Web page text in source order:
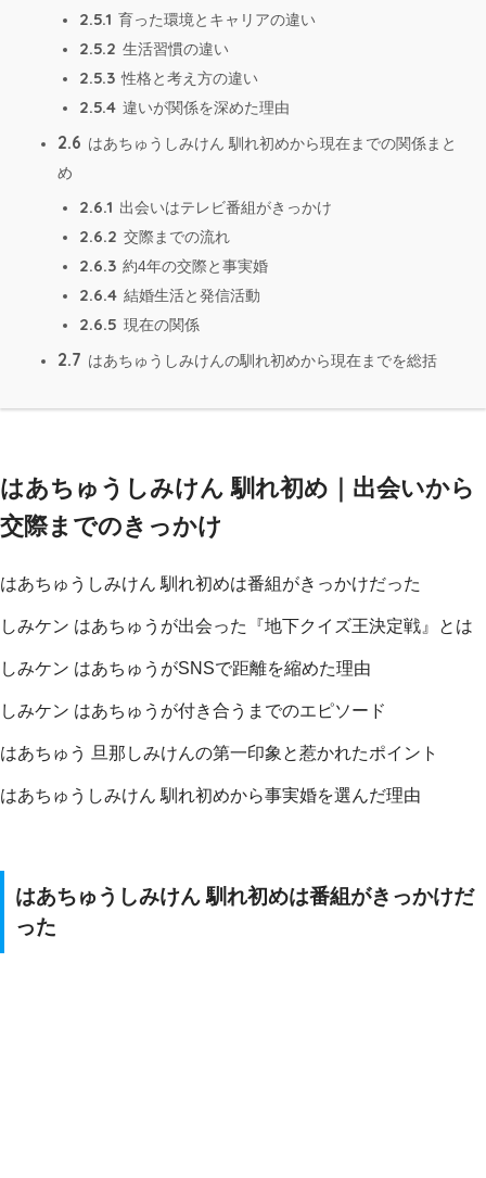
2.5.1 育った環境とキャリアの違い
2.5.2 生活習慣の違い
2.5.3 性格と考え方の違い
2.5.4 違いが関係を深めた理由
2.6 はあちゅうしみけん 馴れ初めから現在までの関係まと
め
2.6.1 出会いはテレビ番組がきっかけ
2.6.2 交際までの流れ
2.6.3 約4年の交際と事実婚
2.6.4 結婚生活と発信活動
2.6.5 現在の関係
2.7 はあちゅうしみけんの馴れ初めから現在までを総括
はあちゅうしみけん 馴れ初め｜出会いから
交際までのきっかけ
はあちゅうしみけん 馴れ初めは番組がきっかけだった
しみケン はあちゅうが出会った『地下クイズ王決定戦』とは
しみケン はあちゅうがSNSで距離を縮めた理由
しみケン はあちゅうが付き合うまでのエピソード
はあちゅう 旦那しみけんの第一印象と惹かれたポイント
はあちゅうしみけん 馴れ初めから事実婚を選んだ理由
はあちゅうしみけん 馴れ初めは番組がきっかけだ
った